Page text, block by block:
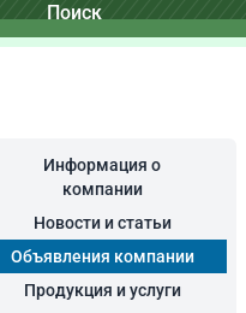
Поиск
Информация о
компании
Новости и статьи
Объявления компании
Продукция и услуги